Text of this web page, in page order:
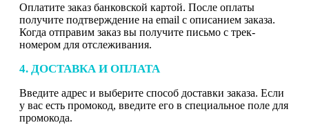
Оплатите заказ банковской картой. После оплаты
получите подтверждение на email с описанием заказа.
Когда отправим заказ вы получите письмо с трек-
номером для отслеживания.
4. ДОСТАВКА И ОПЛАТА
Введите адрес и выберите способ доставки заказа. Если
у вас есть промокод, введите его в специальное поле для
промокода.